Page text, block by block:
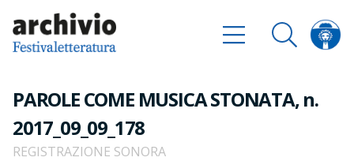
PAROLE COME MUSICA STONATA, n.
2017_09_09_178
REGISTRAZIONE SONORA